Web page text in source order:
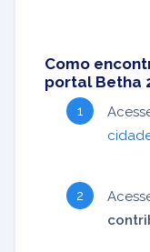
Como
portal Betha